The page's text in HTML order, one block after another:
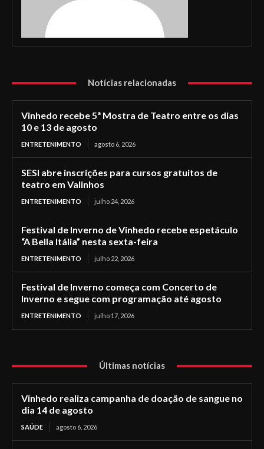
Notícias relacionadas
Vinhedo recebe 5ª Mostra de Teatro entre os dias
10 e 13 de agosto
ENTRETENIMENTO agosto 6, 2026
SESI abre inscrições para cursos gratuitos de
teatro em Valinhos
ENTRETENIMENTO julho 24, 2026
Festival de Inverno de Vinhedo recebe espetáculo
“A Bella Itália” nesta sexta-feira
ENTRETENIMENTO julho 22, 2026
Festival de Inverno começa com Concerto de
Inverno e segue com programação até agosto
ENTRETENIMENTO julho 17, 2026
Últimas notícias
Vinhedo realiza campanha de doação de sangue no
dia 14 de agosto
SAÚDE agosto 6, 2026